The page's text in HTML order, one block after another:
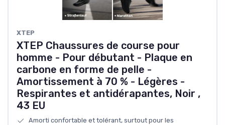
XTEP
XTEP Chaussures de course pour
homme - Pour débutant - Plaque en
carbone en forme de pelle -
Amortissement à 70 % - Légères -
Respirantes et antidérapantes, Noir ,
43 EU
Amorti confortable et tolérant, surtout pour les